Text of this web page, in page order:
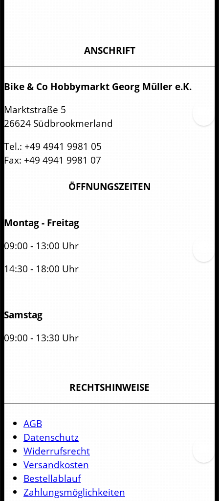
ANSCHRIFT
Bike & Co Hobbymarkt Georg Müller e.K.
Marktstraße 5
26624 Südbrookmerland
Tel.: +49 4941 9981 05
Fax: +49 4941 9981 07
ÖFFNUNGSZEITEN
Montag - Freitag
09:00 - 13:00 Uhr
14:30 - 18:00 Uhr
Samstag
09:00 - 13:30 Uhr
RECHTSHINWEISE
AGB
Datenschutz
Widerrufsrecht
Versandkosten
Bestellablauf
Zahlungsmöglichkeiten